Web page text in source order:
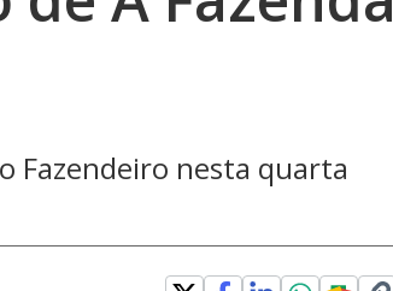
Fazendeiro nesta quarta